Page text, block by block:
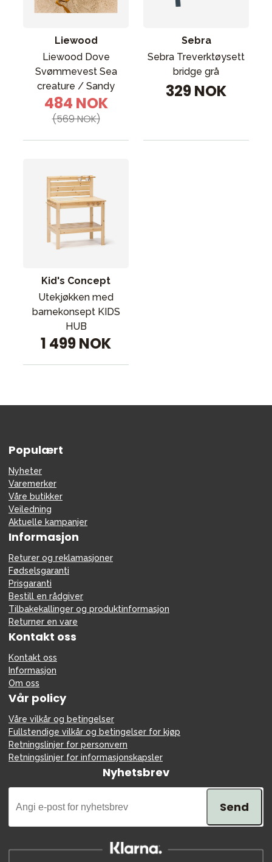
Liewood
Liewood Dove
Svømmevest Sea
creature / Sandy
484 NOK
(569 NOK)
Sebra
Sebra Treverktøysett
bridge grå
329 NOK
Kid's Concept
Utekjøkken med
barnekonsept KIDS
HUB
1 499 NOK
Populært
Nyheter
Varemerker
Våre butikker
Veiledning
Aktuelle kampanjer
Informasjon
Returer og reklamasjoner
Fødselsgaranti
Prisgaranti
Bestill en rådgiver
Tilbakekallinger og produktinformasjon
Returner en vare
Kontakt oss
Kontakt oss
Informasjon
Om oss
Vår policy
Våre vilkår og betingelser
Fullstendige vilkår og betingelser for kjøp
Retningslinjer for personvern
Retningslinjer for informasjonskapsler
Nyhetsbrev
Send